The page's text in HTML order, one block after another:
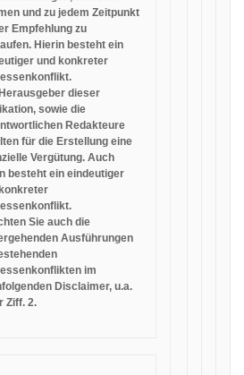
und zu jedem Zeitpunkt
Empfehlung zu
Hierin besteht ein
und konkreter
dieser
sowie die
Redakteure
für die Erstellung eine
Vergütung. Auch
besteht ein eindeutiger
Sie auch die
Ausführungen
im
Disclaimer, u.a.
Ziff. 2.